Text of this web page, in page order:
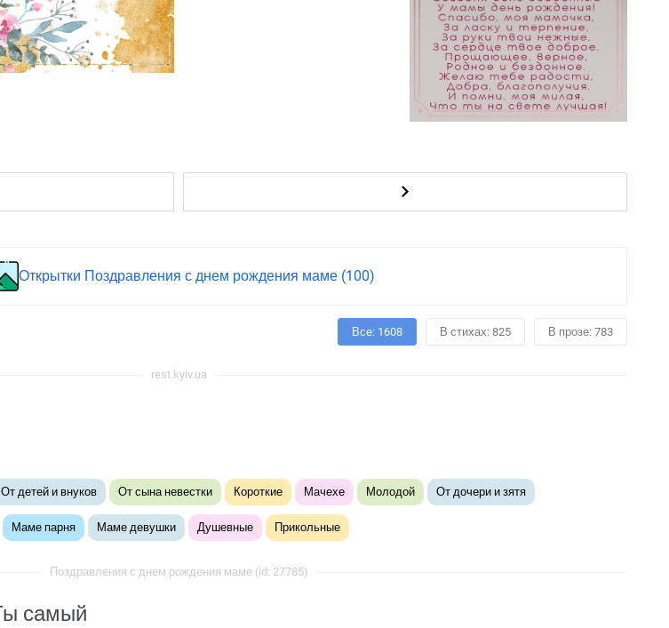
Открытки Поздравления с днем рождения маме (100)
Все: 1608 В стихах: 825 В прозе: 783
rest.kyiv.ua
От детей и внуков От сына невестки Короткие Мачехе Молодой От дочери и зятя
Маме парня Маме девушки Душевные Прикольные
Поздравления с днем рождения маме (id: 27785)
самый